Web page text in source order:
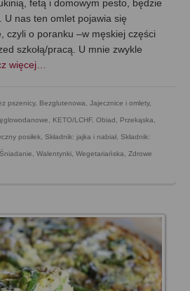
fetą i domowym pesto, będzie
U nas ten omlet pojawia się
czyli o poranku –w męskiej części
szkołą/pracą. U mnie zwykle
więcej…
pszenicy, Bezglutenowa Jajecznice i omlety,
KETO/LCHF, Obiad Przekąska
posiłek Składnik: jajka i nabiał Składnik:
Śniadanie Walentynki Wegetariańska Zdrowe